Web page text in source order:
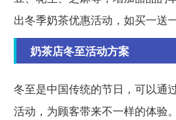
出冬季奶茶优惠活动，如买一送
奶茶店冬至活动方案
冬至是中国传统的节日，可以通
活动，为顾客带来不一样的体验